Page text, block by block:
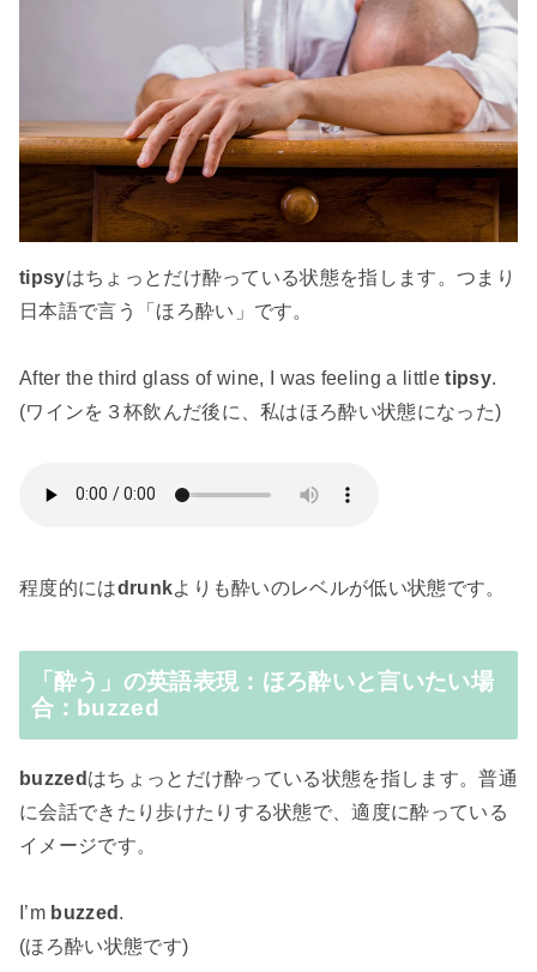
tipsyはちょっとだけ酔っている状態を指します。つまり
日本語で言う「ほろ酔い」です。
After the third glass of wine, I was feeling a littletipsy.
(ワインを３杯飲んだ後に、私はほろ酔い状態になった)
程度的にはdrunkよりも酔いのレベルが低い状態です。
「酔う」の英語表現：ほろ酔いと言いたい場
合：buzzed
buzzed はちょっとだけ酔っている状態を指します。普通
に会話できたり歩けたりする状態で、適度に酔っている
イメージです。
I’m buzzed .
(ほろ酔い状態です)